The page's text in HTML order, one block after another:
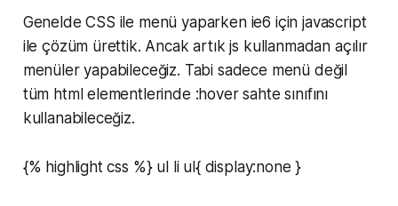
Genelde CSS ile menü yaparken ie6 için javascript
ile çözüm ürettik. Ancak artık js kullanmadan açılır
menüler yapabileceğiz. Tabi sadece menü değil
tüm html elementlerinde :hover sahte sınıfını
kullanabileceğiz.
{% highlight css %} ul li ul{ display:none }